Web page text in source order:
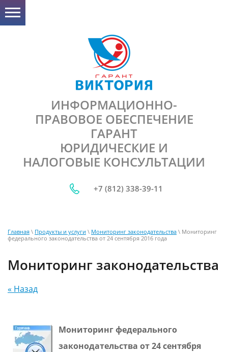
ИНФОРМАЦИОННО-
ПРАВОВОЕ ОБЕСПЕЧЕНИЕ
ГАРАНТ
ЮРИДИЧЕСКИЕ И
НАЛОГОВЫЕ КОНСУЛЬТАЦИИ
+7 (812) 338-39-11
Главная \ Продукты и услуги \ Мониторинг законодательства \ Мониторинг
федерального законодательства от 24 сентября 2016 года
Мониторинг законодательства
« Назад
Мониторинг федерального
законодательства от 24 сентября